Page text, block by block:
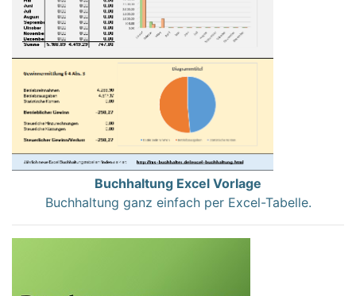
Buchhaltung Excel Vorlage
Buchhaltung ganz einfach per Excel-Tabelle.